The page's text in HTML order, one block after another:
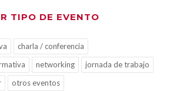
TIPO DE EVENTO
charla / conferencia
networking
jornada de trabajo
otros eventos